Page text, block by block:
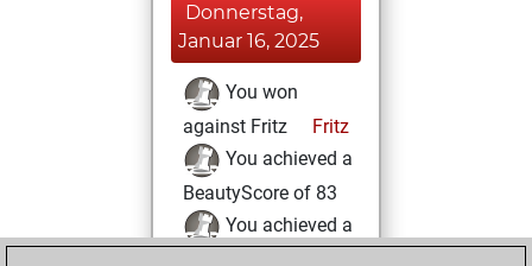
Donnerstag,
Januar 16, 2025
You won
against Fritz
Fritz
You achieved a
BeautyScore of 83
You achieved a